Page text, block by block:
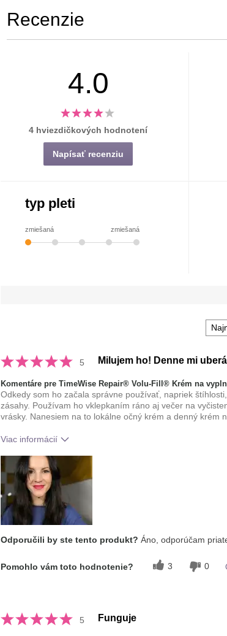
Recenzie
4.0
4 hviezdičkových hodnotení
Napísať recenziu
typ pleti
zmiešaná zmiešaná
5 Milujem ho! Denne mi
Komentáre pre TimeWise Repair® Volu-Fill® Krém na
Odkedy som ho začala správne používať, napriek
zásahy. Používam ho vklepkaním ráno aj večer na
vrásky. Nanesiem na to lokálne očný krém a denný krém
Viac informácií
typ pleti
Odporučili by ste tento produkt? Áno, odporúčam
Pomohlo vám toto hodnotenie? 3 0
5 Funguje